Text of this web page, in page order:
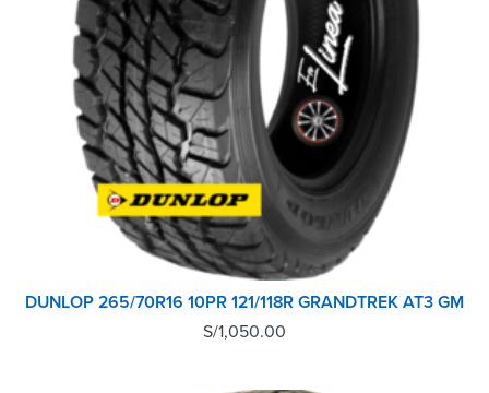
DUNLOP 265/70R16 10PR 121/118R GRANDTREK AT3 GM
S/1,050.00